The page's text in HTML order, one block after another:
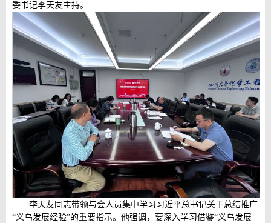
委书记李天友主持。
李天友同志带领与会人员集中学习习近平总书记关于总结推广
“义乌发展经验”的重要指示。他强调，要深入学习借鉴“义乌发展